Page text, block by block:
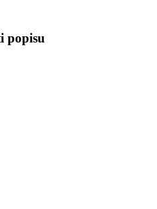
popisu